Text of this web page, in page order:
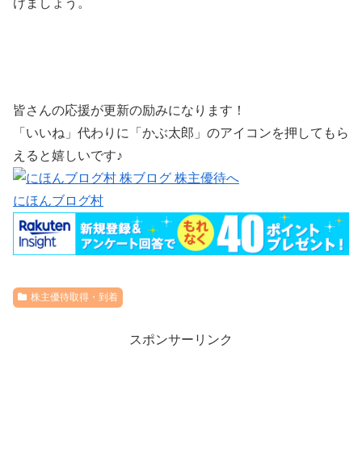
皆さんの応援が更新の励みになります！
「いいね」代わりに「かぶ太郎」のアイコンを押してもら
えると嬉しいです♪
にほんブログ村
株主優待取得・到着
スポンサーリンク